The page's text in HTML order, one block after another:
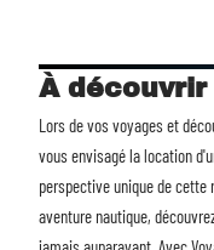
À découvrir
Lors de vos voyages et
vous envisagé lalocation
perspective unique de cette
aventure nautique,